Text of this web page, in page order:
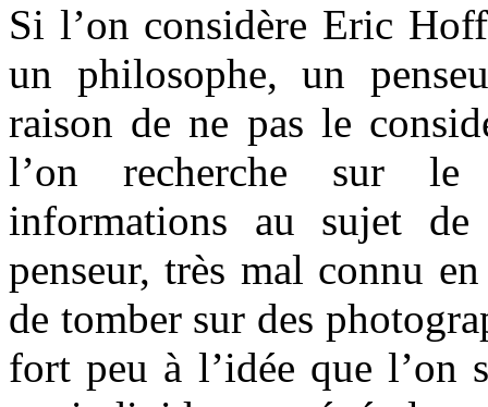
Si l’on considère Eric
un philosophe, un
raison de ne pas le
l’on recherche sur le
informations au sujet
penseur, très mal connu
de tomber sur des
fort peu à l’idée que l’on